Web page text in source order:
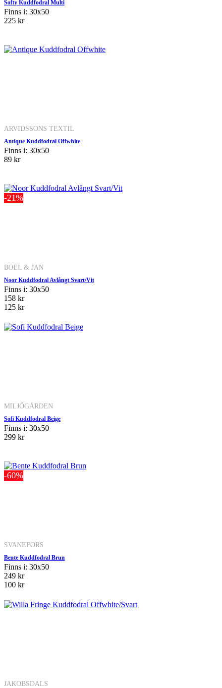
Softy Kuddfodral Multi
Finns i: 30x50
225 kr
ARVIDSSONS TEXTIL
Antique Kuddfodral Offwhite
Finns i: 30x50
89 kr
-21%
BOEL & JAN
Noor Kuddfodral Avlångt Svart/Vit
Finns i: 30x50
158 kr
125 kr
MILJÖGÅRDEN
Sofi Kuddfodral Beige
Finns i: 30x50
299 kr
-60%
SVANEFORS
Bente Kuddfodral Brun
Finns i: 30x50
249 kr
100 kr
JAKOBSDALS